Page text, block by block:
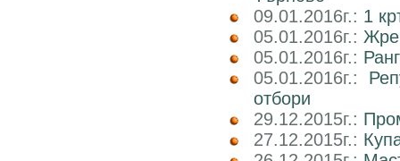
09.01.2016г.: 1
05.01.2016г.:
05.01.2016г.:
05.01.2016г.:
отбори
29.12.2015г.:
27.12.2015г.: